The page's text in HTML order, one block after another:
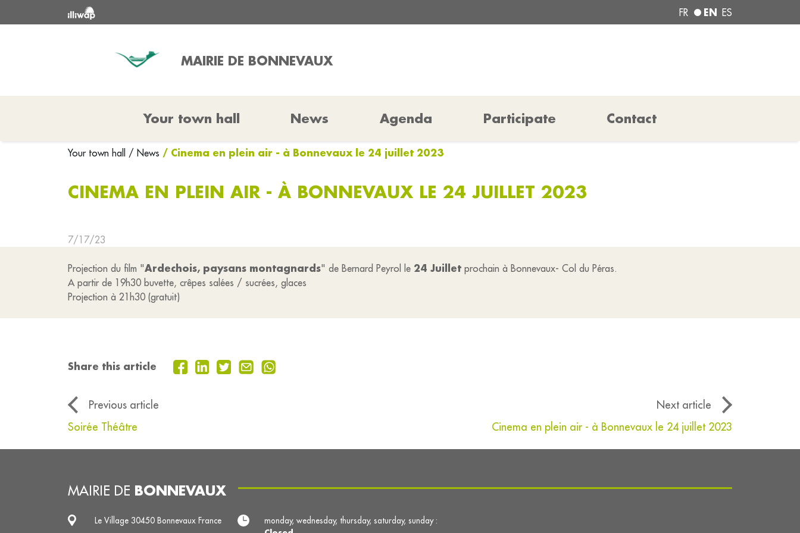
FR EN ES
MAIRIE DE BONNEVAUX
Your town hall News Agenda Participate Contact
Your town hall / News / Cinema en plein air - à Bonnevaux le 24 juillet 2023
CINEMA EN PLEIN AIR - À BONNEVAUX LE 24 JUILLET 2023
7/17/23
Projection du film "Ardechois, paysans montagnards" de Bernard Peyrol le 24 Juillet prochain à Bonnevaux- Col du Péras.
A partir de 19h30 buvette, crêpes salées / sucrées, glaces
Projection à 21h30 (gratuit)
Share this article
Previous article
Next article
Soirée Théâtre
Cinema en plein air - à Bonnevaux le 24 juillet 2023
MAIRIE DE BONNEVAUX
Le Village 30450 Bonnevaux France
monday, wednesday, thursday, saturday, sunday :